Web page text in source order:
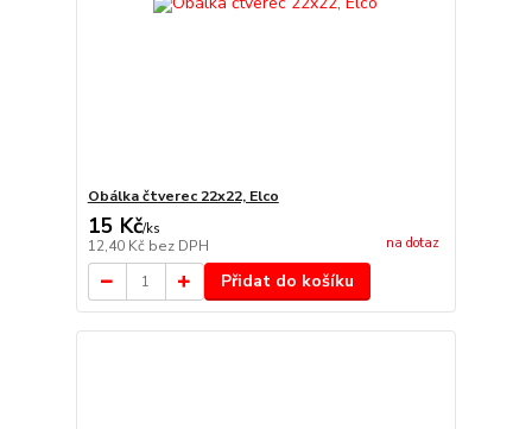
Obálka čtverec 22x22, Elco
15 Kč/ks
12,40 Kč bez DPH na dotaz
Přidat do košíku